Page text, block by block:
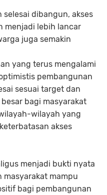
selesai dibangun, akses
menjadi lebih lancar
juga semakin
yang terus mengalami
pembangunan
sesuai target dan
bagi masyarakat
wilayah yang
akses
menjadi bukti nyata
masyarakat mampu
bagi pembangunan